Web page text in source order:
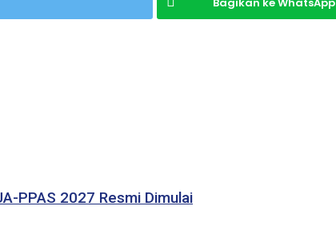
PPAS 2027 Resmi Dimulai